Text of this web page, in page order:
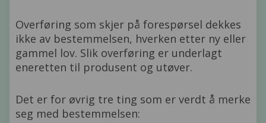
Overføring som skjer på forespørsel dekkes
ikke av bestemmelsen, hverken etter ny eller
gammel lov. Slik overføring er underlagt
eneretten til produsent og utøver.
Det er for øvrig tre ting som er verdt å merke
seg med bestemmelsen: